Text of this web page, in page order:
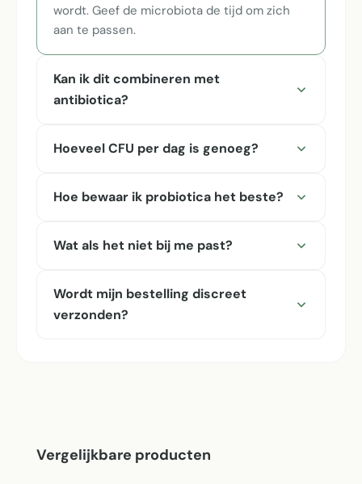
wordt. Geef de microbiota de tijd om zich
aan te passen.
Kan ik dit combineren met
antibiotica?
Hoeveel CFU per dag is genoeg?
Hoe bewaar ik probiotica het beste?
Wat als het niet bij me past?
Wordt mijn bestelling discreet
verzonden?
Productgalerij overslaan
Vergelijkbare producten